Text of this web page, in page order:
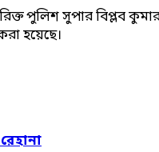
সুপার বিপ্লব কুমার
হয়েছে।